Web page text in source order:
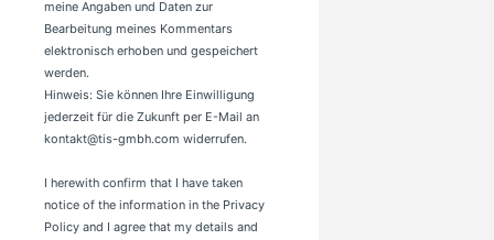
meine Angaben und Daten zur
Bearbeitung meines Kommentars
elektronisch erhoben und gespeichert
werden.
Hinweis: Sie können Ihre Einwilligung
jederzeit für die Zukunft per E-Mail an
kontakt@tis-gmbh.com widerrufen.
I herewith confirm that I have taken
notice of the information in the Privacy
Policy and I agree that my details and